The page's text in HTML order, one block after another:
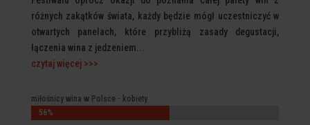
różnych zakątków świata, każdy będzie mógł uczestniczyć w
otwartych panelach, które przybliżą zasady degustacji,
łączenia wina z jedzeniem...
czytaj więcej >>>
miłośnicy wina w Polsce - kobiety
56%
56%